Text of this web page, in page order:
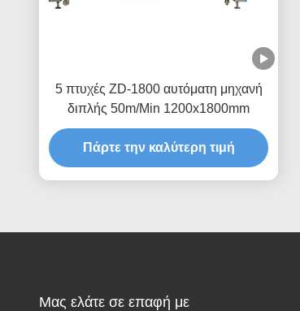
5 πτυχές ZD-1800 αυτόματη μηχανή
διπλής 50m/Min 1200x1800mm
Πάρτε την καλύτερη τιμή
Μας ελάτε σε επαφή με